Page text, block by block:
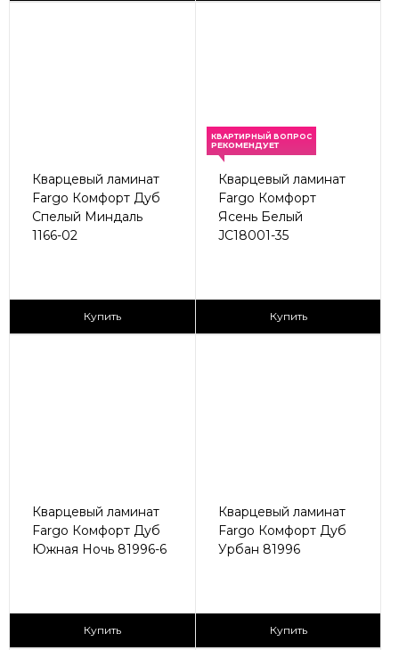
Кварцевый ламинат
Fargo Комфорт Дуб
Спелый Миндаль
1166-02
2
Купить
КВАРТИРНЫЙ ВОПРОС
РЕКОМЕНДУЕТ
Кварцевый ламинат
Fargo Комфорт
Ясень Белый
JC18001-35
2
Купить
Кварцевый ламинат
Fargo Комфорт Дуб
Южная Ночь 81996-6
2
Купить
Кварцевый ламинат
Fargo Комфорт Дуб
Урбан 81996
2
Купить